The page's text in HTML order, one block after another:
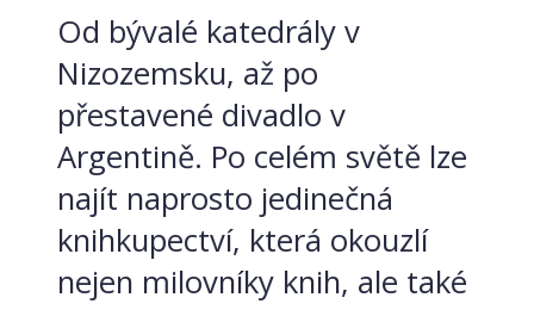
Od bývalé katedrály v
Nizozemsku, až po
přestavené divadlo v
Argentině. Po celém světě lze
najít naprosto jedinečná
knihkupectví, která okouzlí
nejen milovníky knih, ale také